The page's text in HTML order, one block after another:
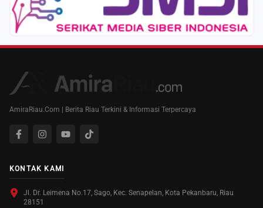
AmiraRiau.Com | Berita Riau Terkini & Informasi Terpercaya
KONTAK KAMI
Jl. Dr. Leimena No.17, Sago, Kec. Senapelan, Kota Pekanbaru, Riau
28151